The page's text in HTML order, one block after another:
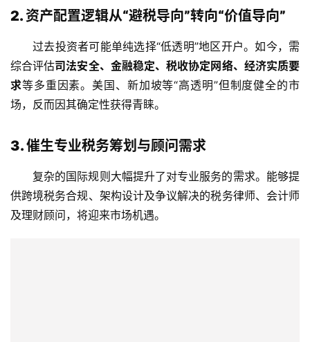
海
外
司
外
行
全
2. 资产配置逻辑从“避税导向”转向“价值导向”
过去投资者可能单纯选择“低透明”地区开户。如今，需
综合评估司法安全、金融稳定、税收协定网络、经济实质要
求等多重因素。美国、新加坡等“高透明”但制度健全的市
场，反而因其确定性获得青睐。
3. 催生专业税务筹划与顾问需求
复杂的国际规则大幅提升了对专业服务的需求。能够提
供跨境税务合规、架构设计及争议解决的税务律师、会计师
及理财顾问，将迎来市场机遇。